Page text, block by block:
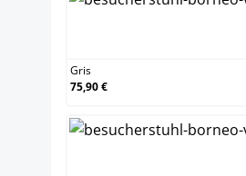
Gris
75,90 €